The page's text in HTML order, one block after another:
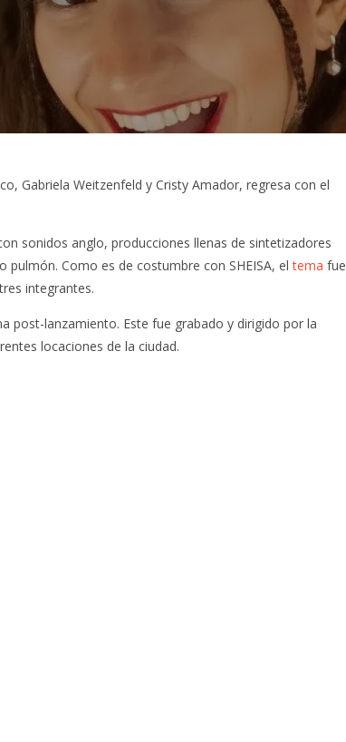
Gabriela Weitzenfeld y Cristy Amador, regresa con el
sonidos anglo, producciones llenas de sintetizadores
pulmón. Como es de costumbre con SHEISA, eltema fue
integrantes.
post-lanzamiento. Este fue grabado y dirigido por la
locaciones de la ciudad.